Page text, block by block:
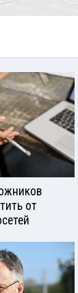
от